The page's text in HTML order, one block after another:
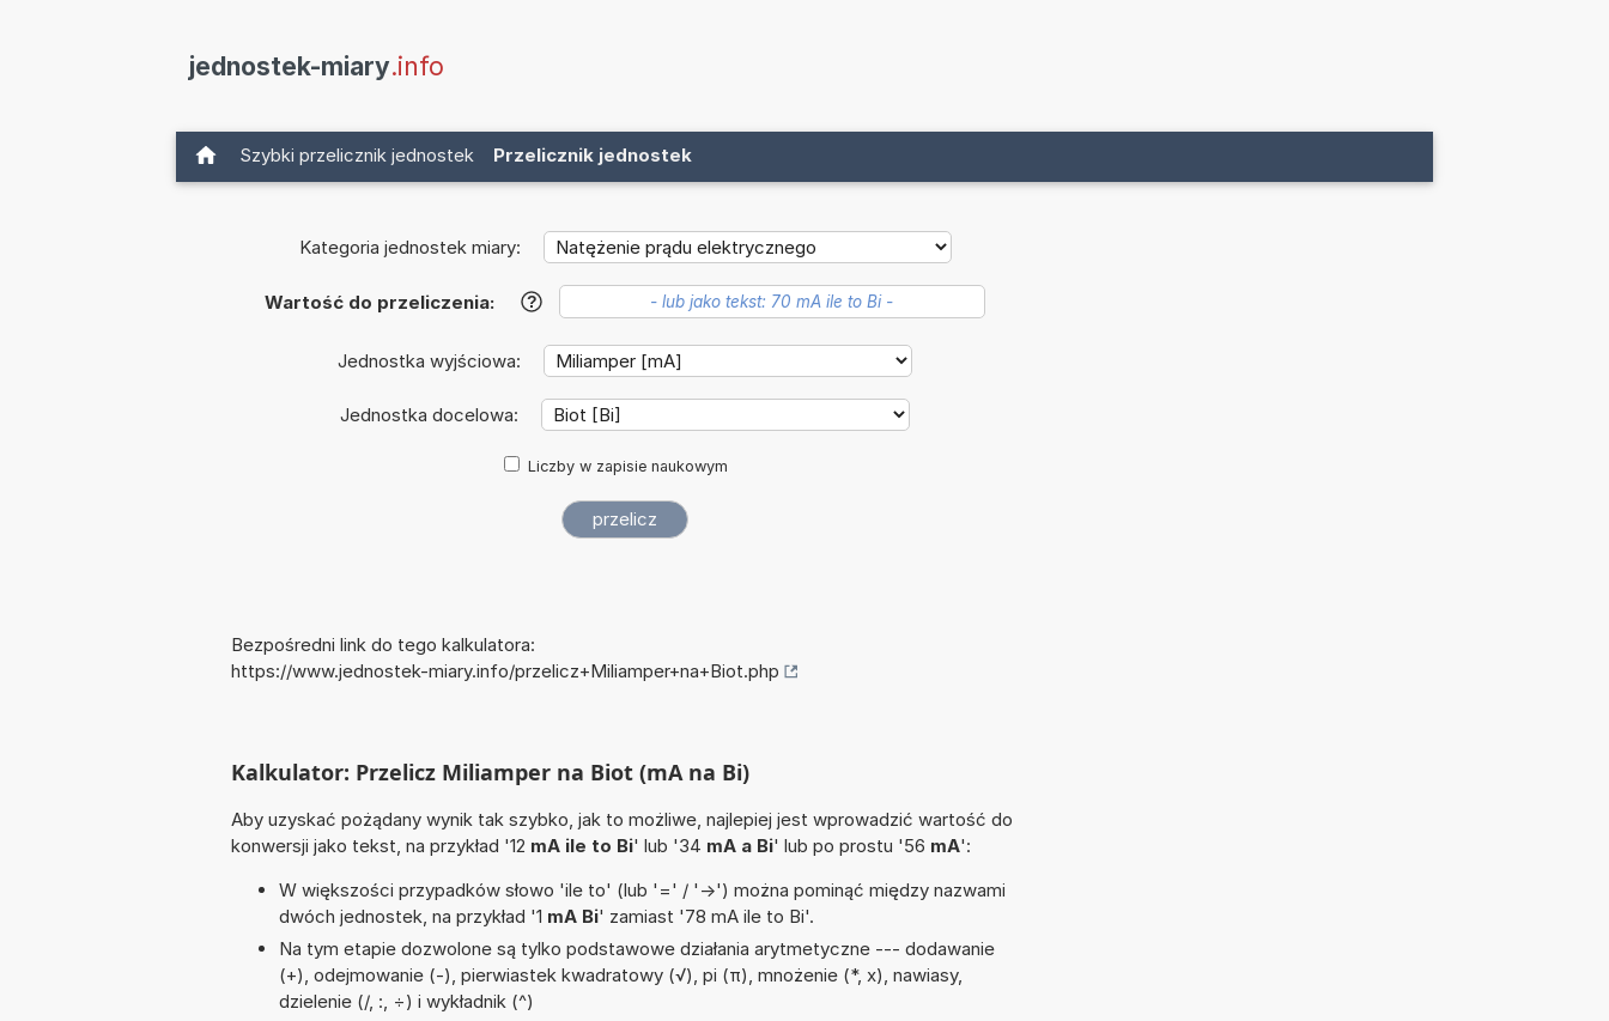
jednostek-miary.info
Szybki przelicznik jednostek Przelicznik jednostek
Kategoria jednostek miary:
Wartość do przeliczenia: ?
Jednostka wyjściowa:
Jednostka docelowa:
Liczby w zapisie naukowym
Bezpośredni link do tego kalkulatora:
https://www.jednostek-miary.info/przelicz+Miliamper+na+Biot.php
Kalkulator: Przelicz Miliamper na Biot (mA na Bi)
Aby uzyskać pożądany wynik tak szybko, jak to możliwe, najlepiej jest wprowadzić wartość do
konwersji jako tekst, na przykład '12 mA ile to Bi' lub '34 mA a Bi' lub po prostu '56 mA':
W większości przypadków słowo 'ile to' (lub '=' / '->') można pominąć między nazwami
dwóch jednostek, na przykład '1 mA Bi' zamiast '78 mA ile to Bi'.
Na tym etapie dozwolone są tylko podstawowe działania arytmetyczne --- dodawanie
(+), odejmowanie (-), pierwiastek kwadratowy (√), pi (π), mnożenie (*, x), nawiasy,
dzielenie (/, :, ÷) i wykładnik (^)